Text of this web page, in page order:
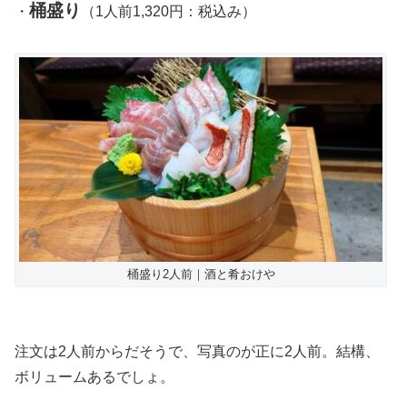
・ 桶盛り （1人前1,320円：税込み）
桶盛り2人前｜酒と肴おけや
注文は2人前からだそうで、写真のが正に2人前。結構、
ボリュームあるでしょ。